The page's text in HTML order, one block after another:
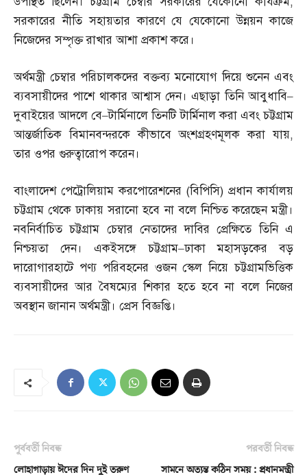
সরকারের নীতি সহায়তার কারণে যে যেকোনো উন্নয়ন কাজে
নিজেদের সম্পৃক্ত রাখার আশা প্রকাশ করে।
অর্থমন্ত্রী চেম্বার পরিচালকদের বক্তব্য মনোযোগ দিয়ে শুনেন এবং
ব্যবসায়ীদের পাশে থাকার আশ্বাস দেন। এছাড়া তিনি আবুধাবি–
দুবাইয়ের আদলে বে–টার্মিনালে তিনটি টার্মিনাল করা এবং চট্টগ্রাম
আন্তর্জাতিক বিমানবন্দরকে কীভাবে অংশগ্রহণমূলক করা যায়,
তার ওপর গুরুত্বারোপ করেন।
বাংলাদেশ পেট্রোলিয়াম করপোরেশনের (বিপিসি)প্রধান কার্যালয়
চট্টগ্রাম থেকে ঢাকায় সরানো হবে না বলে নিশ্চিত করেছেন মন্ত্রী।
নবনির্বাচিত চট্টগ্রাম চেম্বার নেতাদের দাবির প্রেক্ষিতে তিনি এ
নিশ্চয়তা দেন। একইসঙ্গে চট্টগ্রাম–ঢাকা মহাসড়কের বড়
দারোগারহাটে পণ্য পরিবহনের ওজন স্কেল নিয়ে চট্টগ্রামভিত্তিক
ব্যবসায়ীদের আর বৈষম্যের শিকার হতে হবে না বলে নিজের
অবস্থান জানান অর্থমন্ত্রী। প্রেস বিজ্ঞপ্তি।
পূর্ববর্তী নিবন্ধ
লোহাগাড়ায় ঈদের দিন দুই তরুণ
পরবর্তী নিবন্ধ
সামনে অত্যন্ত কঠিন সময় : প্রধানমন্ত্রী